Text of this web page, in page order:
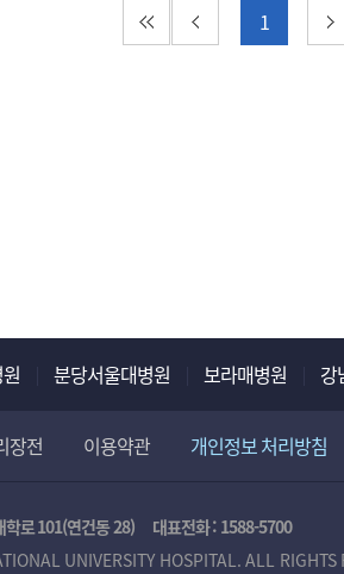
첫 페이지이전 페이지
1
분당서울대병원 보라매병원 강
장전 이용약관 개인정보 처리방침
로 101(연건동 28) 대표전화 : 1588-5700
UNIVERSITY HOSPITAL. ALL RIGHTS